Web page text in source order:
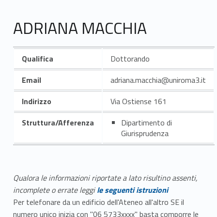
ADRIANA MACCHIA
Qualifica
Dottorando
Email
adriana.macchia@uniroma3.it
Indirizzo
Via Ostiense 161
Struttura/Afferenza
Dipartimento di
Giurisprudenza
Qualora le informazioni riportate a lato risultino assenti,
incomplete o errate leggile seguenti istruzioni
Per telefonare da un edificio dell'Ateneo all'altro SE il
numero unico inizia con "06 5733xxxx" basta comporre le